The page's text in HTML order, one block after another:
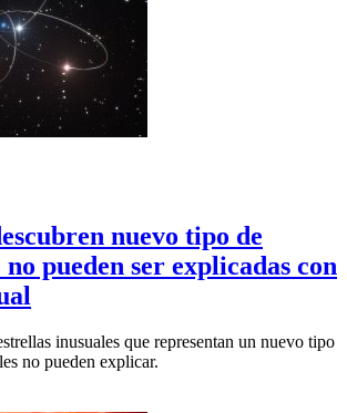
nuevo tipo de
pueden ser explicadas con
inusuales que representan un nuevo tipo
no pueden explicar.